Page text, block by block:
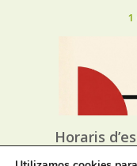
1
Horaris
i